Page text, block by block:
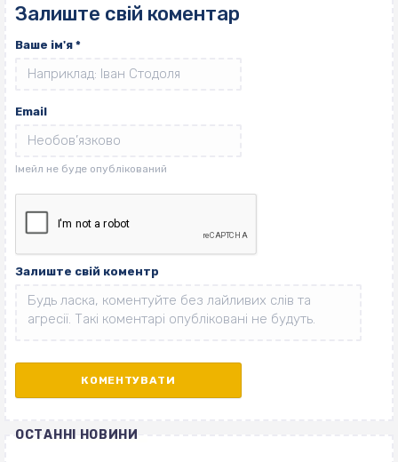
Залиште свій коментар
Ваше ім'я *
Email
Залиште свій коментр
ОСТАННІ НОВИНИ